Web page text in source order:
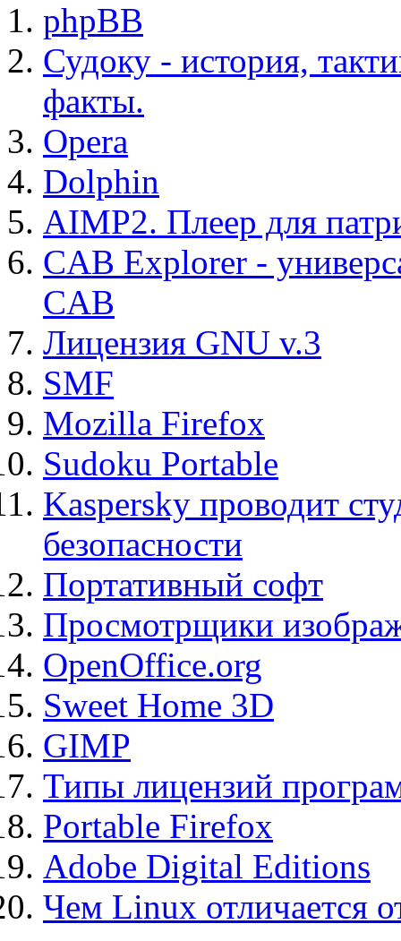
phpBB
Судоку - история,
факты.
Opera
Dolphin
AIMP2. Плеер для
CAB Explorer -
CAB
Лицензия GNU v.3
SMF
Mozilla Firefox
Sudoku Portable
Kaspersky проводит
безопасности
Портативный софт
Просмотрщики
OpenOffice.org
Sweet Home 3D
GIMP
Типы лицензий
Portable Firefox
Adobe Digital Editions
Чем Linux отличается